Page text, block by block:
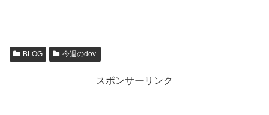
BLOG 今週のdov.
スポンサーリンク